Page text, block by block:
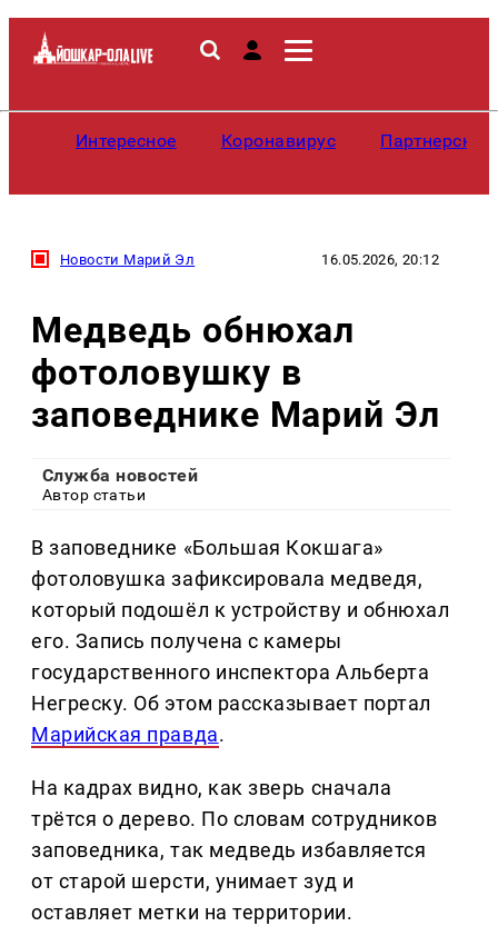
Интересное Коронавирус
Новости Марий Эл 16.05.2026, 20:12
Медведь обнюхал
фотоловушку в
заповеднике Марий Эл
Служба новостей
Автор статьи
В заповеднике «Большая Кокшага»
фотоловушка зафиксировала медведя,
который подошёл к устройству и обнюхал
его. Запись получена с камеры
государственного инспектора Альберта
Негреску. Об этом рассказывает портал
Марийская правда.
На кадрах видно, как зверь сначала
трётся о дерево. По словам сотрудников
заповедника, так медведь избавляется
от старой шерсти, унимает зуд и
оставляет метки на территории.